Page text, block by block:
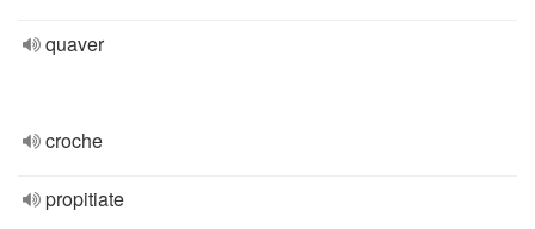
quaver
croche
propitiate